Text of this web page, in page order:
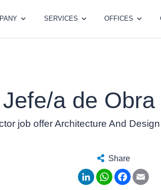
SERVICES OFFICES
Jefe/a de
job offer Architecture And
Share
LinkedInWhatsApp